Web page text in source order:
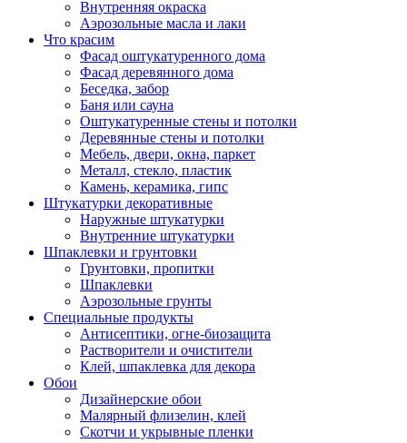
Внутренняя окраска
Аэрозольные масла и лаки
Что красим
Фасад оштукатуренного дома
Фасад деревянного дома
Беседка, забор
Баня или сауна
Оштукатуренные стены и потолки
Деревянные стены и потолки
Мебель, двери, окна, паркет
Металл, стекло, пластик
Камень, керамика, гипс
Штукатурки декоративные
Наружные штукатурки
Внутренние штукатурки
Шпаклевки и грунтовки
Грунтовки, пропитки
Шпаклевки
Аэрозольные грунты
Специальные продукты
Антисептики, огне-биозащита
Растворители и очистители
Клей, шпаклевка для декора
Обои
Дизайнерские обои
Малярный флизелин, клей
Скотчи и укрывные пленки